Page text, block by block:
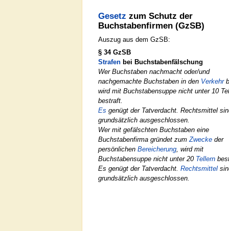
Gesetz zum Schutz der
Buchstabenfirmen (GzSB)
Auszug aus dem GzSB:
§ 34 GzSB
Strafen bei Buchstabenfälschung
Wer Buchstaben nachmacht oder/und
nachgemachte Buchstaben in den Verkehr
wird mit Buchstabensuppe nicht unter 10
bestraft.
Es genügt der Tatverdacht. Rechtsmittel
grundsätzlich ausgeschlossen.
Wer mit gefälschten Buchstaben eine
Buchstabenfirma gründet zum Zwecke der
persönlichen Bereicherung , wird mit
Buchstabensuppe nicht unter 20 Tellern
Es genügt der Tatverdacht. Rechtsmittel
grundsätzlich ausgeschlossen.